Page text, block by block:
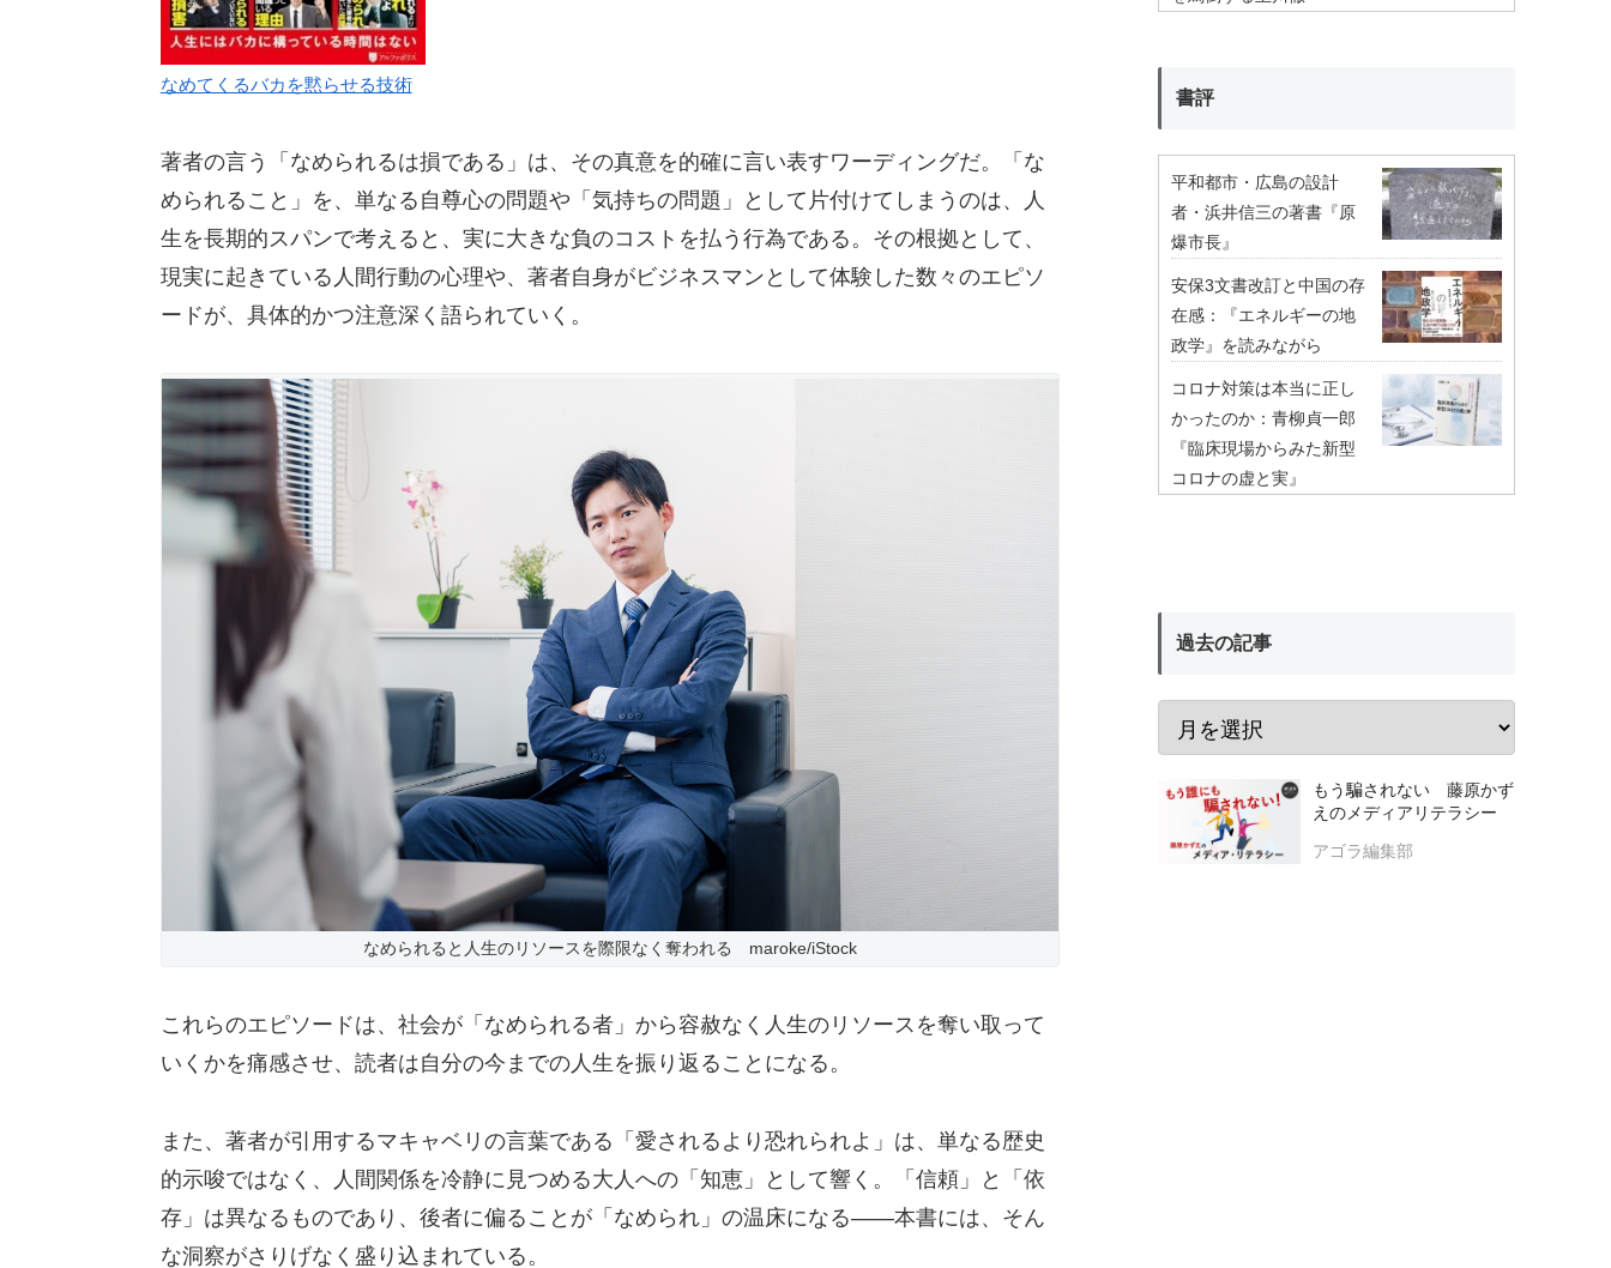
なめてくるバカを黙らせる技術
著者の言う「なめられるは損である」は、その真意を的確に言い表すワーディングだ。「な
められること」を、単なる自尊心の問題や「気持ちの問題」として片付けてしまうのは、人
生を長期的スパンで考えると、実に大きな負のコストを払う行為である。その根拠として、
現実に起きている人間行動の心理や、著者自身がビジネスマンとして体験した数々のエピソ
ードが、具体的かつ注意深く語られていく。
なめられると人生のリソースを際限なく奪われる maroke/iStock
これらのエピソードは、社会が「なめられる者」から容赦なく人生のリソースを奪い取って
いくかを痛感させ、読者は自分の今までの人生を振り返ることになる。
また、著者が引用するマキャベリの言葉である「愛されるより恐れられよ」は、単なる歴史
的示唆ではなく、人間関係を冷静に見つめる大人への「知恵」として響く。「信頼」と「依
存」は異なるものであり、後者に偏ることが「なめられ」の温床になる――本書には、そん
な洞察がさりげなく盛り込まれている。
書評
平和都市・広島の設計
者・浜井信三の著書『原
爆市長』
安保3文書改訂と中国の存
在感：『エネルギーの地
政学』を読みながら
コロナ対策は本当に正し
かったのか：青柳貞一郎
『臨床現場からみた新型
コロナの虚と実』
過去の記事
もう騙されない 藤原かず
えのメディアリテラシー
アゴラ編集部